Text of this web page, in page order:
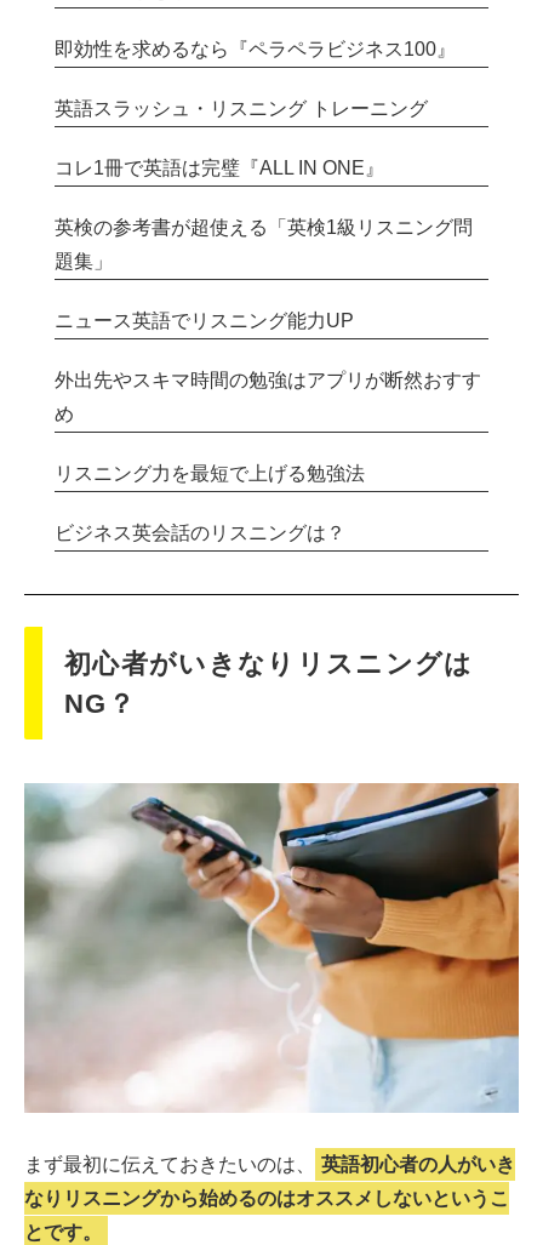
即効性を求めるなら『ペラペラビジネス100』
英語スラッシュ・リスニング トレーニング
コレ1冊で英語は完璧『ALL IN ONE』
英検の参考書が超使える「英検1級リスニング問
題集」
ニュース英語でリスニング能力UP
外出先やスキマ時間の勉強はアプリが断然おすす
め
リスニング力を最短で上げる勉強法
ビジネス英会話のリスニングは？
初心者がいきなりリスニングは
NG？
まず最初に伝えておきたいのは、
英語初心者の人がいき
なりリスニングから始めるのはオススメしないというこ
とです。